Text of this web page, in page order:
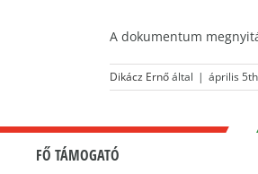
A dokumentum
Dikácz Ernőáltal | április
FŐ TÁMOGATÓ